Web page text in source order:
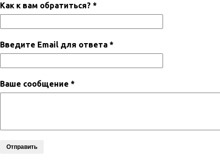
Как к вам обратиться? *
Введите Email для ответа *
Ваше сообщение *
Отправить